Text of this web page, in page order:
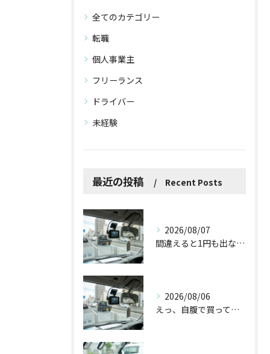
全てのカテゴリー
転職
個人事業主
フリーランス
ドライバー
未経験
最近の投稿 Recent Posts
2026/08/07
間違えると1円も出ない！？ドラレコ補助金を使う前に知っておくべき3つの注意点
2026/08/06
えっ、自腹で買ってた！ドラレコやバックカメラの導入で国からお金が出るって本当？